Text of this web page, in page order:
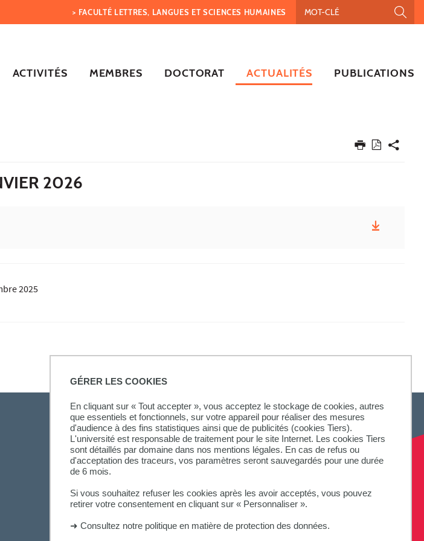
GÉRER LES COOKIES
En cliquant sur « Tout accepter », vous acceptez le stockage de cookies, autres
que essentiels et fonctionnels, sur votre appareil pour réaliser des mesures
d'audience à des fins statistiques ainsi que de publicités (cookies Tiers).
L'université est responsable de traitement pour le site Internet. Les cookies Tiers
sont détaillés par domaine dans nos mentions légales. En cas de refus ou
d'acceptation des traceurs, vos paramètres seront sauvegardés pour une durée
de 6 mois.
Si vous souhaitez refuser les cookies après les avoir acceptés, vous pouvez
retirer votre consentement en cliquant sur « Personnaliser ».
➜ Consultez notre politique en matière de protection des données.
> FACULTÉ LETTRES, LANGUES ET SCIENCES HUMAINES
ACTIVITÉS MEMBRES DOCTORAT ACTUALITÉS PUBLICATIONS
2026
2025